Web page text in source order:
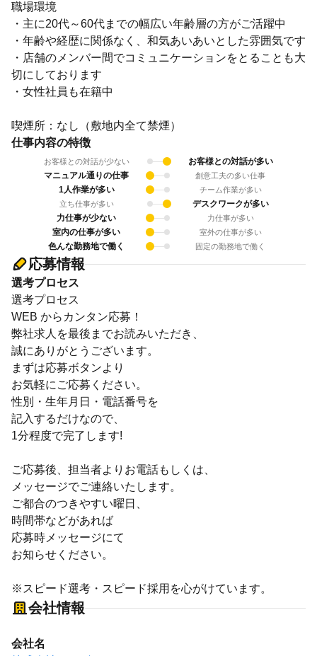
職場環境
・主に20代～60代までの幅広い年齢層の方がご活躍中
・年齢や経歴に関係なく、和気あいあいとした雰囲気です
・店舗のメンバー間でコミュニケーションをとることも大
切にしております
・女性社員も在籍中
喫煙所：なし（敷地内全て禁煙）
仕事内容の特徴
お客様との対話が少ない
お客様との対話が多い
マニュアル通りの仕事
創意工夫の多い仕事
1人作業が多い
チーム作業が多い
立ち仕事が多い
デスクワークが多い
力仕事が少ない
力仕事が多い
室内の仕事が多い 室外の仕事が多い
色んな勤務地で働く 固定の勤務地で働く
応募情報
選考プロセス
選考プロセス
WEB からカンタン応募！
弊社求人を最後までお読みいただき、
誠にありがとうございます。
まずは応募ボタンより
お気軽にご応募ください。
性別・生年月日・電話番号を
記入するだけなので、
1分程度で完了します!
ご応募後、担当者よりお電話もしくは、
メッセージでご連絡いたします。
ご都合のつきやすい曜日、
時間帯などがあれば
応募時メッセージにて
お知らせください。
※スピード選考・スピード採用を心がけています。
会社情報
会社名